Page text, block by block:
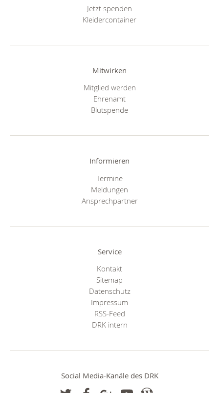
Jetzt spenden
Kleidercontainer
Mitwirken
Mitglied werden
Ehrenamt
Blutspende
Informieren
Termine
Meldungen
Ansprechpartner
Service
Kontakt
Sitemap
Datenschutz
Impressum
RSS-Feed
DRK intern
Social Media-Kanäle des DRK